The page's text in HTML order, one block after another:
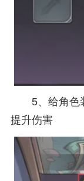
5、给角色
提升伤害